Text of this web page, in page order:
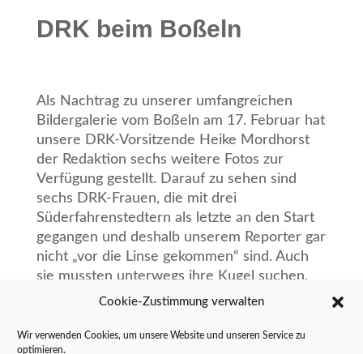
Cookie-Zustimmung verwalten
Wir verwenden Cookies, um unsere Website und unseren Service zu
optimieren.
DRK beim Boßeln
Als Nachtrag zu unserer umfangreichen
Bildergalerie vom Boßeln am 17. Februar hat
unsere DRK-Vorsitzende Heike Mordhorst
der Redaktion sechs weitere Fotos zur
Verfügung gestellt. Darauf zu sehen sind
sechs DRK-Frauen, die mit drei
Süderfahrenstedtern als letzte an den Start
gegangen und deshalb unserem Reporter gar
nicht „vor die Linse gekommen“ sind. Auch
sie mussten unterwegs ihre Kugel suchen,
hatten aber trotzdem viel Spaß miteinander.